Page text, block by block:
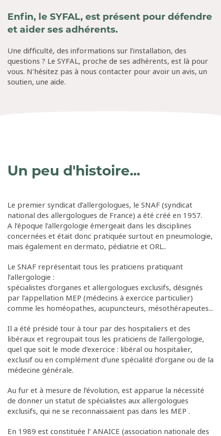
Enfin, le SYFAL, est présent pour défendre
et aider ses adhérents.
Une difficulté, des informations sur l’installation, des
questions ? Le SYFAL, proche de ses adhérents, est là pour
vous. N’hésitez pas à nous contacter pour avoir un avis, un
soutien, une aide.
Un peu d'histoire...
Le premier syndicat d’allergologues, le SNAF (syndicat
national des allergologues de France) a été créé en 1957.
A l’époque l’allergologie émergeait dans les disciplines
concernées et était donc pratiquée surtout en pneumologie,
mais également en dermato, pédiatrie et ORL..
Le SNAF représentait tous les praticiens pratiquant
l’allergologie :
spécialistes d’organes et allergologues exclusifs, désignés
par l’appellation MEP (médecins à exercice particulier)
comme les homéopathes, acupuncteurs, mésothérapeutes...
Il a été présidé tour à tour par des hospitaliers et des
libéraux et regroupait tous les praticiens de l’allergologie,
quel que soit le mode d’exercice : libéral ou hospitalier,
exclusif ou en complément d’une spécialité d’organe ou de la
médecine générale.
Au fur et à mesure de l’évolution, est apparue la nécessité
de donner un statut de spécialistes aux allergologues
exclusifs, qui ne se reconnaissaient pas dans les MEP .
En 1989 est constituée l’ ANAICE (association nationale des